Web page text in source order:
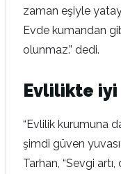
zaman eşiyle
Evde kumandan
olunmaz.” dedi.
Evlilikte
“Evlilik kurumuna
şimdi güven
Tarhan, “Sevgi